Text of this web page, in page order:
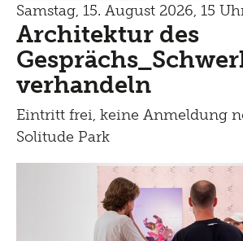
Samstag, 15. August 2026, 15
Architektur des
verhandeln
Eintritt frei, keine Anmeldung
Solitude Park